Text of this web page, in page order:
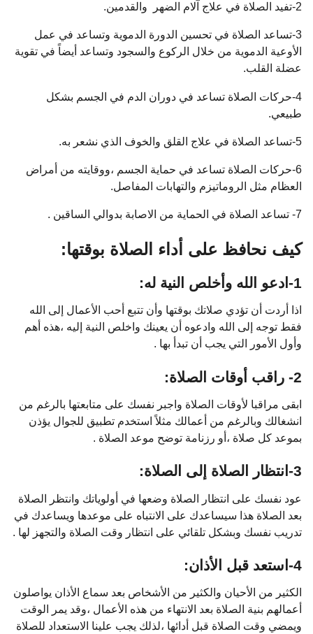
2-تفيد الصلاة في علاج آلام الضهر والقدمين.
3-تساعد الصلاة في تحسين الدورة الدموية وتساعد في عمل
الأوعية الدموية من خلال الركوع والسجود وتساعد أيضاً في تقوية
عضلة القلب.
4-حركات الصلاة تساعد في دوران الدم في الجسم بشكل
طبيعي.
5-تساعد الصلاة في علاج القلق والخوف الذي نشعر به.
6-حركات الصلاة تساعد في حماية الجسم ،ووقايته من أمراض
العظام مثل الروماتيزم والتهابات المفاصل.
7- تساعد الصلاة في الحماية من الاصابة بدوالي الساقين .
كيف نحافظ على أداء الصلاة بوقتها:
1-ادعو الله وأخلص النية له:
اذا أردت أن تؤدي صلاتك بوقتها وأن تتبع أحب الأعمال إلى الله
فقط توجه إلى الله وادعوه أن يعينك واخلص النية إليه ،هذه أهم
وأول الأمور التي يجب أن تبدأ بها .
2- راقب أوقات الصلاة:
ابقى مراقبا لأوقات الصلاة واجبر نفسك على متابعتها بالرغم من
انشغالك وبالرغم من أعمالك مثلاً استخدم تطبيق للجوال يؤذن
بموعد كل صلاة ،أو رزنامة توضح موعد الصلاة .
3-انتظار الصلاة إلى الصلاة:
عود نفسك على انتظار الصلاة وضعها في أولوياتك وانتظر الصلاة
بعد الصلاة هذا سيساعدك على الانتباه على موعدها ويساعدك في
تدريب نفسك وبشكل تلقائي على انتظار وقت الصلاة والتجهز لها .
4-استعد قبل الأذان:
الكثير من الأحيان والكثير من الأشخاص بعد سماع الأذان يواصلون
أعمالهم بنية الصلاة بعد الانتهاء من هذه الأعمال ،وقد يمر الوقت
ويمضي وقت الصلاة قبل أدائها ،لذلك يجب علينا الاستعداد للصلاة